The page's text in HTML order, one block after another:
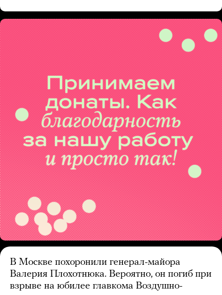
В Москве похоронили генерал-майора
Валерия Плохотнюка. Вероятно, он погиб при
взрыве на юбилее главкома Воздушно-